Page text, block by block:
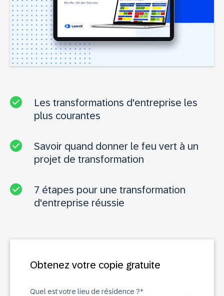
Obtenez votre copie gratuite
Quel est votre lieu de résidence ?*
Les transformations d'entreprise les
plus courantes
Savoir quand donner le feu vert à un
projet de transformation
7 étapes pour une transformation
d'entreprise réussie